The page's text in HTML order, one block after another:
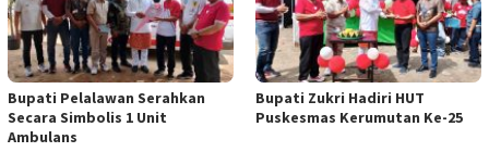
Bupati Pelalawan Serahkan
Secara Simbolis 1 Unit
Ambulans
Bupati Zukri Hadiri HUT
Puskesmas Kerumutan Ke-25